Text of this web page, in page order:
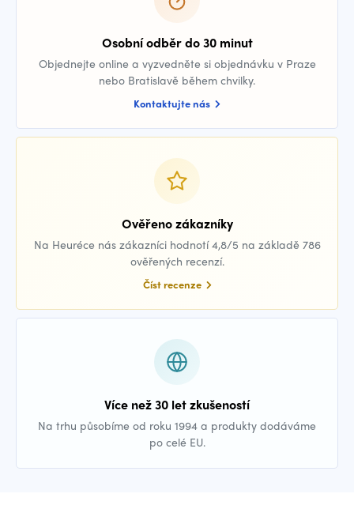
Osobní odběr do 30 minut
Objednejte online a vyzvedněte si objednávku v Praze
nebo Bratislavě během chvilky.
Kontaktujte nás
Ověřeno zákazníky
Na Heuréce nás zákazníci hodnotí 4,8/5 na základě 786
ověřených recenzí.
Číst recenze
Více než 30 let zkušeností
Na trhu působíme od roku 1994 a produkty dodáváme
po celé EU.